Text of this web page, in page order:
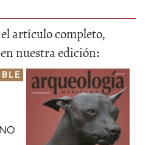
el artículo completo,
nuestra edición: